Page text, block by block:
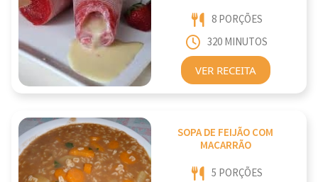
8 PORÇÕES
320 MINUTOS
VER RECEITA
SOPA DE FEIJÃO COM
MACARRÃO
5 PORÇÕES